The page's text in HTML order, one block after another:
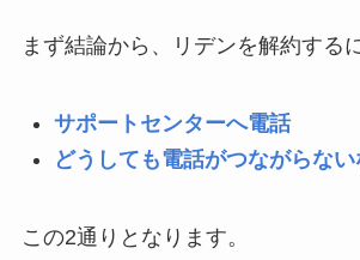
まず結論から、リデンを解約する
サポートセンターへ電話
どうしても電話がつながらな
この2通りとなります。